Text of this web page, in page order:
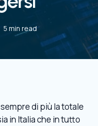
5 min read
di più la totale
in Italia che in tutto